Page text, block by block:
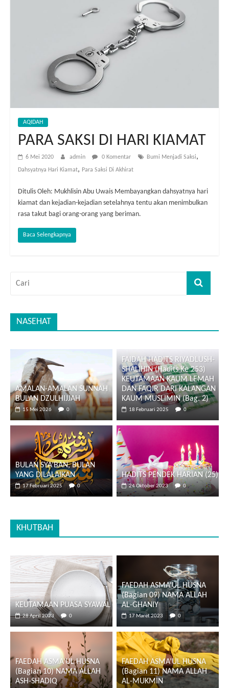
AQIDAH
PARA SAKSI DI HARI KIAMAT
6 Mei 2020 admin 0 Komentar Bumi Menjadi Saksi,
Dahsyatnya Hari Kiamat, Para Saksi Di Akhirat
Ditulis Oleh: Mukhlisin Abu Uwais Membayangkan dahsyatnya hari
kiamat dan kejadian-kejadian setelahnya tentu akan menimbulkan
rasa takut bagi orang-orang yang beriman.
Baca Selengkapnya
NASEHAT
AMALAN-AMALAN SUNNAH
BULAN DZULHIJJAH
15 Mei 2026 0
FAIDAH HADITS RIYADLUSH-
SHALIHIN (Hadits Ke 253)
KEUTAMAAN KAUM LEMAH
DAN FAQIR DARI KALANGAN
KAUM MUSLIMIN (Bag. 2)
18 Februari 2025 0
BULAN SYA’BAN, BULAN
YANG DILALAIKAN
17 Februari 2025 0
HADITS PENDEK HARIAN (25)
24 Oktober 2023 0
KHUTBAH
KEUTAMAAN PUASA SYAWAL
28 April 2023 0
FAEDAH ASMA’UL HUSNA
(Bagian 09) NAMA ALLAH
AL-GHANIY
17 Maret 2023 0
FAEDAH ASMA’UL HUSNA
(Bagian 10) NAMA ALLAH
ASH-SHADIQ
FAEDAH ASMA’UL HUSNA
(Bagian 11) NAMA ALLAH
AL-MUKMIN